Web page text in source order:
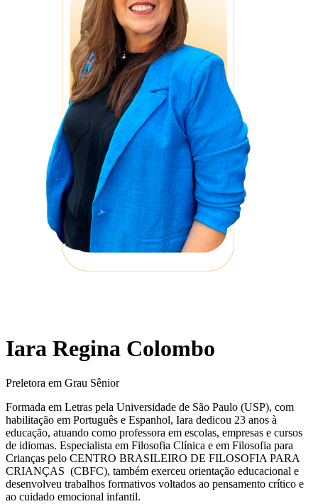
Iara Regina Colombo
Preletora em Grau Sênior
Formada em Letras pela Universidade de São Paulo (USP), com
habilitação em Português e Espanhol, Iara dedicou 23 anos à
educação, atuando como professora em escolas, empresas e cursos
de idiomas. Especialista em Filosofia Clínica e em Filosofia para
Crianças pelo CENTRO BRASILEIRO DE FILOSOFIA PARA
CRIANÇAS (CBFC), também exerceu orientação educacional e
desenvolveu trabalhos formativos voltados ao pensamento crítico e
ao cuidado emocional infantil.